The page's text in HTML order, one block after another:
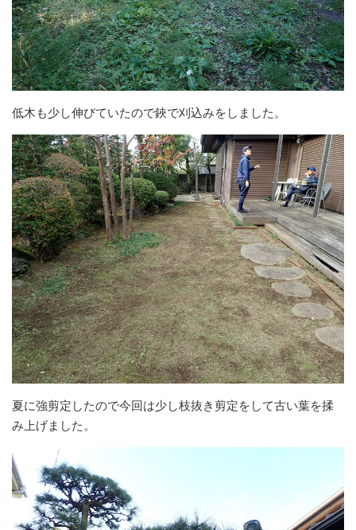
低木も少し伸びていたので鋏で刈込みをしました。
夏に強剪定したので今回は少し枝抜き剪定をして古い葉を揉
み上げました。